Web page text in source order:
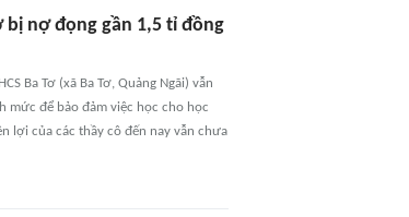
bị nợ đọng gần 1,5 tỉ đồng
Ba Tơ (xã Ba Tơ, Quảng Ngãi) vẫn
để bảo đảm việc học cho học
lợi của các thầy cô đến nay vẫn chưa